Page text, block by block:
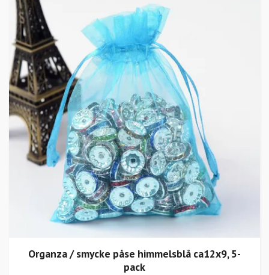
Organza / smycke påse himmelsblå ca12x9, 5-
pack